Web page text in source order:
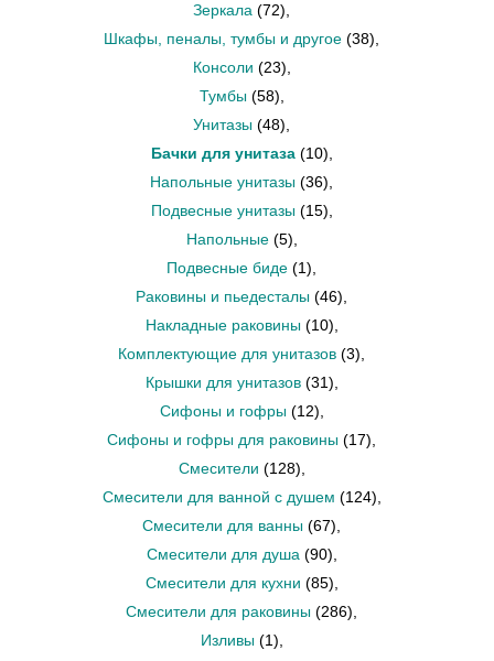
Зеркала (72)
Шкафы, пеналы, тумбы и другое (38)
Консоли (23)
Тумбы (58)
Унитазы (48)
Бачки для унитаза (10)
Напольные унитазы (36)
Подвесные унитазы (15)
Напольные (5)
Подвесные биде (1)
Раковины и пьедесталы (46)
Накладные раковины (10)
Комплектующие для унитазов (3)
Крышки для унитазов (31)
Сифоны и гофры (12)
Сифоны и гофры для раковины (17)
Смесители (128)
Смесители для ванной с душем (124)
Смесители для ванны (67)
Смесители для душа (90)
Смесители для кухни (85)
Смесители для раковины (286)
Изливы (1)